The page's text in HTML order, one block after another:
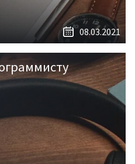
08.03.2021